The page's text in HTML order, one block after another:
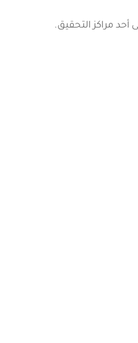
أحد مراكز التحقيق.